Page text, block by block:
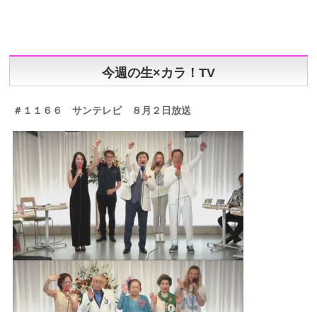
今週の生×カラ！TV
＃１１６６サンテレビ ８ 月２日放送